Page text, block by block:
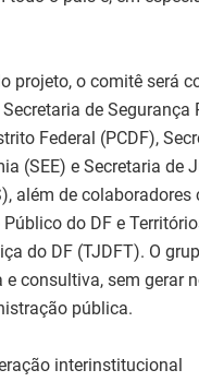
projeto, o comitê será
de Segurança
Federal (PCDF),
(SEE) e Secretaria de
além de colaboradores
do DF e
do DF (TJDFT). O
consultiva, sem gerar
pública.
interinstitucional